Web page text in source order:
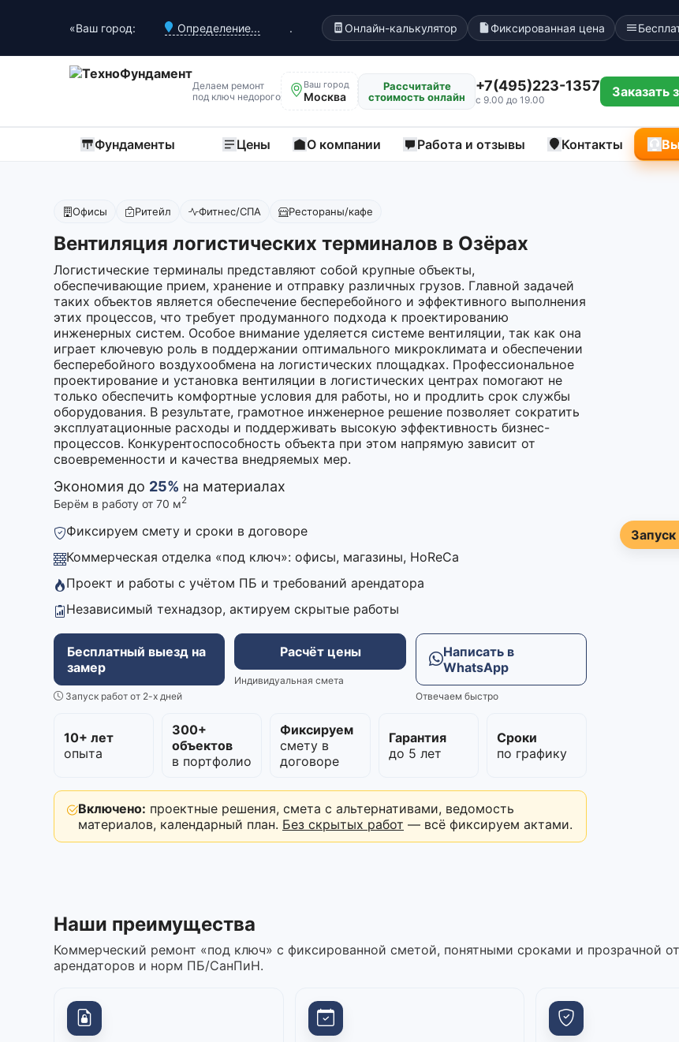
«Ваш город: Определение... . Онлайн-калькулятор Фиксированная цена
Делаем ремонт
под ключ недорого
Ваш город
Москва
Рассчитайте
стоимость онлайн
+7(495)223-1357
с 9.00 до 19.00
Заказать
Фундаменты Цены О компании Работа и отзывы Контакты
Офисы Ритейл Фитнес/СПА Рестораны/кафе
Вентиляция логистических терминалов в Озёрах
Логистические терминалы представляют собой крупные объекты,
обеспечивающие прием, хранение и отправку различных грузов. Главной задачей
таких объектов является обеспечение бесперебойного и эффективного выполнения
этих процессов, что требует продуманного подхода к проектированию
инженерных систем. Особое внимание уделяется системе вентиляции, так как она
играет ключевую роль в поддержании оптимального микроклимата и обеспечении
бесперебойного воздухообмена на логистических площадках. Профессиональное
проектирование и установка вентиляции в логистических центрах помогают не
только обеспечить комфортные условия для работы, но и продлить срок службы
оборудования. В результате, грамотное инженерное решение позволяет сократить
эксплуатационные расходы и поддерживать высокую эффективность бизнес-
процессов. Конкурентоспособность объекта при этом напрямую зависит от
своевременности и качества внедряемых мер.
Экономия до 25% на материалах
Берём в работу от 70 м2
Фиксируем смету и сроки в договоре
Коммерческая отделка «под ключ»: офисы, магазины, HoReCa
Проект и работы с учётом ПБ и требований арендатора
Независимый технадзор, актируем скрытые работы
Бесплатный выезд на
замер
Запуск работ от 2-х дней
Расчёт цены
Индивидуальная смета
Написать в
WhatsApp
Отвечаем быстро
10+ лет
опыта
300+
объектов
в портфолио
Фиксируем
смету в
договоре
Гарантия
до 5 лет
Сроки
по графику
Включено: проектные решения, смета с альтернативами, ведомость
материалов, календарный план. Без скрытых работ — всё фиксируем актами.
Наши преимущества
Коммерческий ремонт «под ключ» с фиксированной сметой, понятными сроками и прозрачной
арендаторов и норм ПБ/СанПиН.